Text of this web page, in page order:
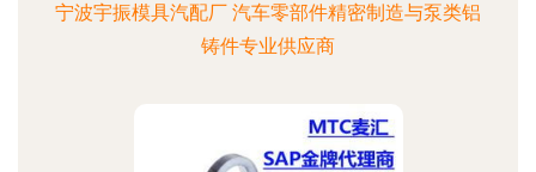
宁波宇振模具汽配厂 汽车零部件精密制造与泵类铝
铸件专业供应商